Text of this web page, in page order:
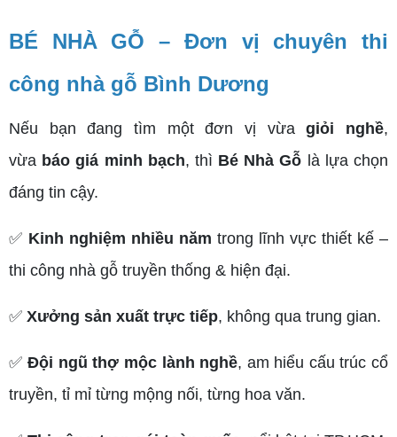
BÉ NHÀ GỖ – Đơn vị chuyên thi
công nhà gỗ Bình Dương
Nếu bạn đang tìm một đơn vị vừagiỏi nghề,
vừa báo giá minh bạch, thì Bé Nhà Gỗ là lựa chọn
đáng tin cậy.
✅ Kinh nghiệm nhiều năm trong lĩnh vực thiết kế –
thi công nhà gỗ truyền thống & hiện đại.
✅ Xưởng sản xuất trực tiếp, không qua trung gian.
✅Đội ngũ thợ mộc lành nghề, am hiểu cấu trúc cổ
truyền, tỉ mỉ từng mộng nối, từng hoa văn.